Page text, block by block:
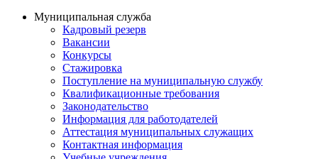
Муниципальная служба
Кадровый резерв
Вакансии
Конкурсы
Стажировка
Поступление на муниципальную службу
Квалификационные требования
Законодательство
Информация для работодателей
Аттестация муниципальных служащих
Контактная информация